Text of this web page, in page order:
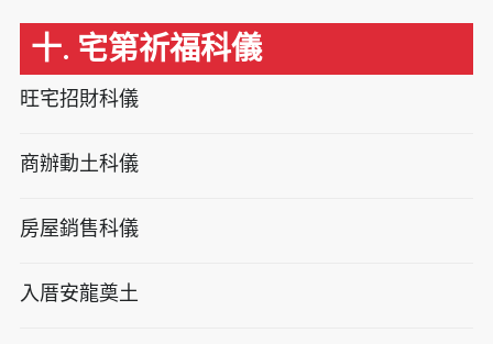
十. 宅第祈福科儀
旺宅招財科儀
商辦動土科儀
房屋銷售科儀
入厝安龍奠土